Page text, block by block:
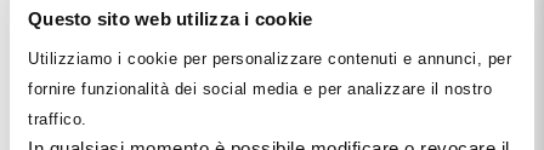
Questo sito web utilizza i cookie
Utilizziamo i cookie per personalizzare contenuti e annunci, per
fornire funzionalità dei social media e per analizzare il nostro
traffico.
economica del Vostro studio.
Pietro Paolo Mastinu